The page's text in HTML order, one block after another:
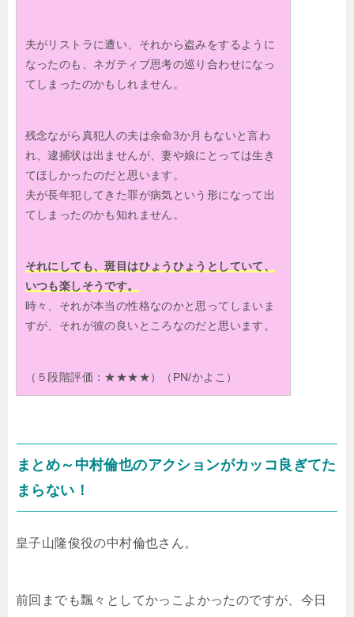
夫がリストラに遭い、それから盗みをするように
なったのも、ネガティブ思考の巡り合わせになっ
てしまったのかもしれません。
残念ながら真犯人の夫は余命3か月もないと言わ
れ、逮捕状は出ませんが、妻や娘にとっては生き
てほしかったのだと思います。
夫が長年犯してきた罪が病気という形になって出
てしまったのかも知れません。
それにしても、斑目はひょうひょうとしていて、
いつも楽しそうです。
時々、それが本当の性格なのかと思ってしまいま
すが、それが彼の良いところなのだと思います。
（５段階評価：★★★★）（PN/かよこ）
まとめ～中村倫也のアクションがカッコ良ぎてた
まらない！
皇子山隆俊役の中村倫也さん。
前回までも飄々としてかっこよかったのですが、今日